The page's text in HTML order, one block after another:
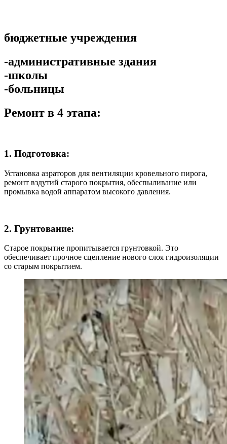
бюджетные учреждения
-административные здания
-школы
-больницы
Ремонт в 4 этапа:
1. Подготовка:
Установка аэраторов для вентиляции кровельного пирога,
ремонт вздутий старого покрытия, обеспыливание или
промывка водой аппаратом высокого давления.
2. Грунтование:
Старое покрытие пропитывается грунтовкой. Это
обеспечивает прочное сцепление нового слоя гидроизоляции
со старым покрытием.